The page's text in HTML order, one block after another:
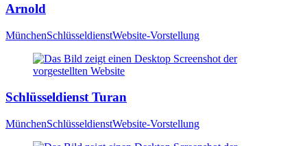
Kölner
aus
der
Branche
Schlüsseldienst
Arnold
MünchenSchlüsseldienstWebsite-Vorstellung
Schlüsseldienst Turan
MünchenSchlüsseldienstWebsite-Vorstellung